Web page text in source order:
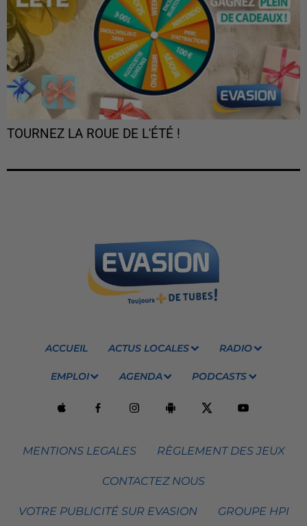
TOURNEZ LA ROUE DE L'ÉTÉ !
ACCUEIL ACTUS LOCALES RADIO
EMPLOI AGENDA PODCASTS
MENTIONS LEGALES RÈGLEMENT DES JEUX
CONTACTEZ NOUS
VOTRE PUBLICITÉ SUR EVASION GROUPE HPI